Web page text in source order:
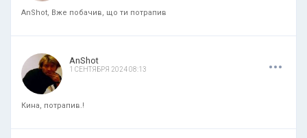
AnShot, Вже побачив, що ти потрапив
AnShot
1 СЕНТЯБРЯ 2024 08:13 ...
Кина, потрапив.!